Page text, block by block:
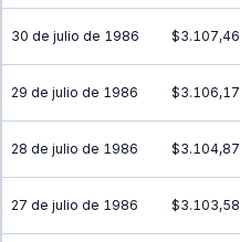
30 de julio de 1986 $3.107,46
29 de julio de 1986 $3.106,17
28 de julio de 1986 $3.104,87
27 de julio de 1986 $3.103,58